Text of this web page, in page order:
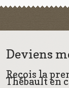
Deviens
Reçois la
Thébault en